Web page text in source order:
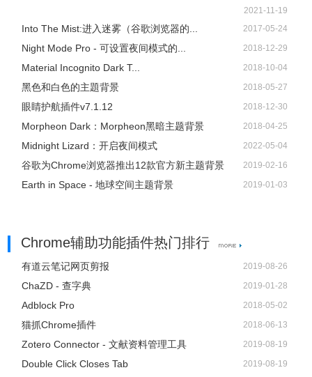
2021-11-19
Into The Mist:进入迷雾（谷歌浏览器的... 2017-05-24
Night Mode Pro - 可设置夜间模式的... 2018-12-29
Material Incognito Dark T... 2018-10-04
黑色和白色的主題背景 2018-05-27
眼睛护航插件v7.1.12 2018-12-30
Morpheon Dark：Morpheon黑暗主题背景 2018-04-25
Midnight Lizard：开启夜间模式 2022-05-04
谷歌为Chrome浏览器推出12款官方新主题背景 2019-02-16
Earth in Space - 地球空间主题背景 2019-01-03
Chrome辅助功能插件热门排行
有道云笔记网页剪报 2019-08-26
ChaZD - 查字典 2019-01-28
Adblock Pro 2018-05-02
猫抓Chrome插件 2018-06-13
Zotero Connector - 文献资料管理工具 2019-08-19
Double Click Closes Tab 2019-08-19